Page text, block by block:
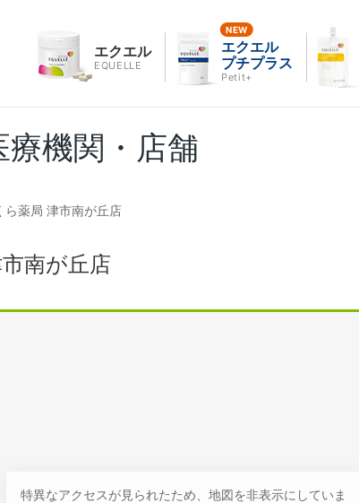
エクエル
EQUELLE
エクエル
プチプラス
Petit+
療機関・店舗
ら薬局 津市南が丘店
南が丘店
特異なアクセスが見られたため、地図を非表示にしていま